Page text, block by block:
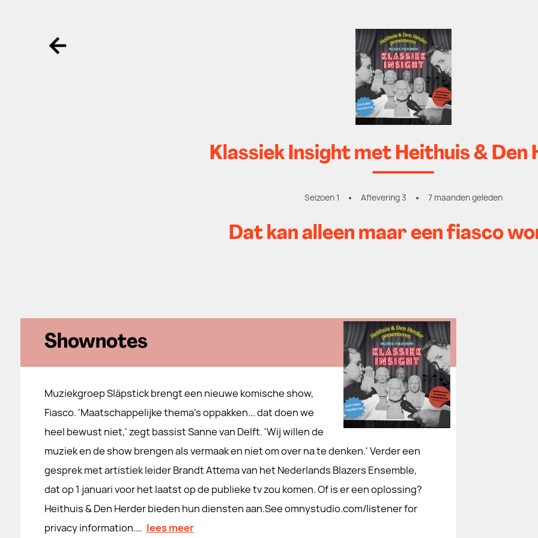
Ga terug
Klassiek Insight met Heithuis & Den
Seizoen 1 Aflevering 3 7 maanden geleden
Dat kan alleen maar een fiasco
Shownotes
Muziekgroep Släpstick brengt een nieuwe komische show,
Fiasco. 'Maatschappelijke thema's oppakken... dat doen we
heel bewust niet,' zegt bassist Sanne van Delft. 'Wij willen de
muziek en de show brengen als vermaak en niet om over na te denken.' Verder een
gesprek met artistiek leider Brandt Attema van het Nederlands Blazers Ensemble,
dat op 1 januari voor het laatst op de publieke tv zou komen. Of is er een oplossing?
Heithuis & Den Herder bieden hun diensten aan.See omnystudio.com/listener for
privacy information.… lees meer